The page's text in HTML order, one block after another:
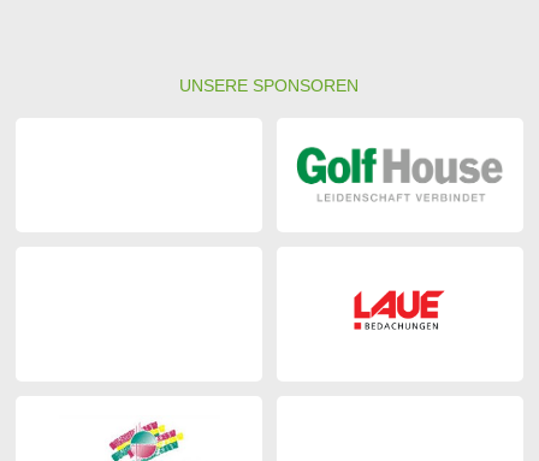
UNSERE SPONSOREN